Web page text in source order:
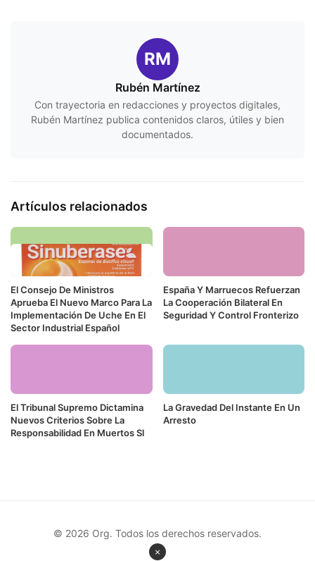
RM
Rubén Martínez
Con trayectoria en redacciones y proyectos digitales,
Rubén Martínez publica contenidos claros, útiles y bien
documentados.
Artículos relacionados
El Consejo De Ministros
Aprueba El Nuevo Marco Para La
Implementación De Uche En El
Sector Industrial Español
España Y Marruecos Refuerzan
La Cooperación Bilateral En
Seguridad Y Control Fronterizo
El Tribunal Supremo Dictamina
Nuevos Criterios Sobre La
Responsabilidad En Muertos Sl
La Gravedad Del Instante En Un
Arresto
×
© 2026 Org. Todos los derechos reservados.